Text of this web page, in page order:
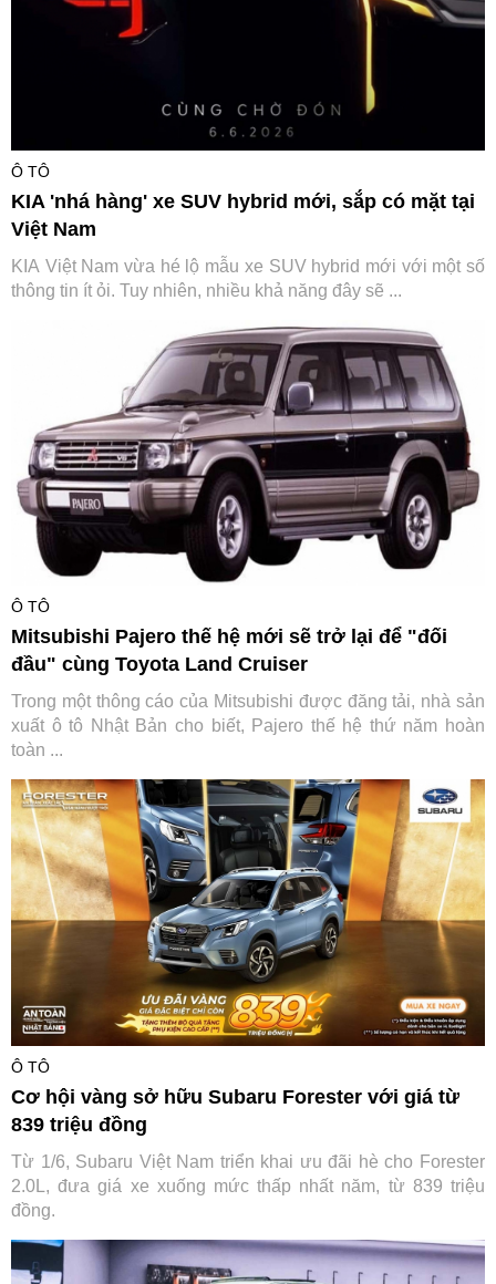
Ô TÔ
KIA 'nhá hàng' xe SUV hybrid mới, sắp có mặt tại
Việt Nam
KIA Việt Nam vừa hé lộ mẫu xe SUV hybrid mới với một số
thông tin ít ỏi. Tuy nhiên, nhiều khả năng đây sẽ ...
Ô TÔ
Mitsubishi Pajero thế hệ mới sẽ trở lại để "đối
đầu" cùng Toyota Land Cruiser
Trong một thông cáo của Mitsubishi được đăng tải, nhà sản
xuất ô tô Nhật Bản cho biết, Pajero thế hệ thứ năm hoàn
toàn ...
Ô TÔ
Cơ hội vàng sở hữu Subaru Forester với giá từ
839 triệu đồng
Từ 1/6, Subaru Việt Nam triển khai ưu đãi hè cho Forester
2.0L, đưa giá xe xuống mức thấp nhất năm, từ 839 triệu
đồng.